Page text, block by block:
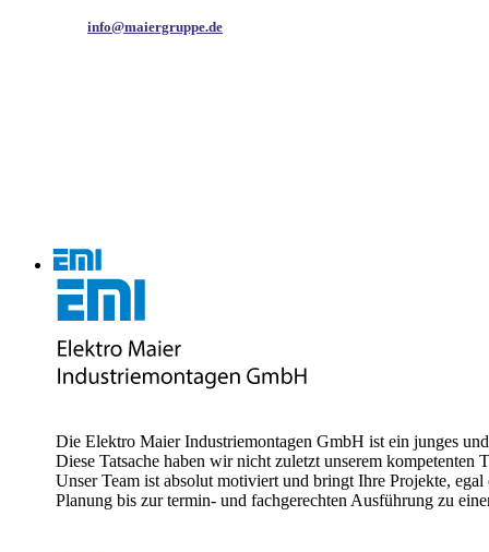
info@maiergruppe.de
Die Elektro Maier Industriemontagen GmbH ist ein junges
Diese Tatsache haben wir nicht zuletzt unserem kompetenten
Unser Team ist absolut motiviert und bringt Ihre Projekte,
Planung bis zur termin- und fachgerechten Ausführung zu